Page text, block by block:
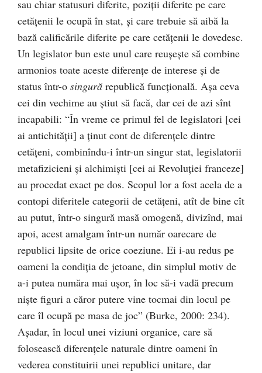
sau chiar statusuri diferite, poziţii diferite pe care
cetăţenii le ocupă în stat, şi care trebuie să aibă la
bază calificările diferite pe care cetăţenii le dovedesc.
Un legislator bun este unul care reuşeşte să combine
armonios toate aceste diferenţe de interese şi de
status într-o singură republică funcţională. Aşa ceva
cei din vechime au ştiut să facă, dar cei de azi sînt
incapabili: “În vreme ce primul fel de legislatori [cei
ai antichităţii] a ţinut cont de diferenţele dintre
cetăţeni, combinîndu-i într-un singur stat, legislatorii
metafizicieni şi alchimişti [cei ai Revoluţiei franceze]
au procedat exact pe dos. Scopul lor a fost acela de a
contopi diferitele categorii de cetăţeni, atît de bine cît
au putut, într-o singură masă omogenă, divizînd, mai
apoi, acest amalgam într-un număr oarecare de
republici lipsite de orice coeziune. Ei i-au redus pe
oameni la condiţia de jetoane, din simplul motiv de
a-i putea număra mai uşor, în loc să-i vadă precum
nişte figuri a căror putere vine tocmai din locul pe
care îl ocupă pe masa de joc” (Burke, 2000: 234).
Aşadar, în locul unei viziuni organice, care să
folosească diferenţele naturale dintre oameni în
vederea constituirii unei republici unitare, dar